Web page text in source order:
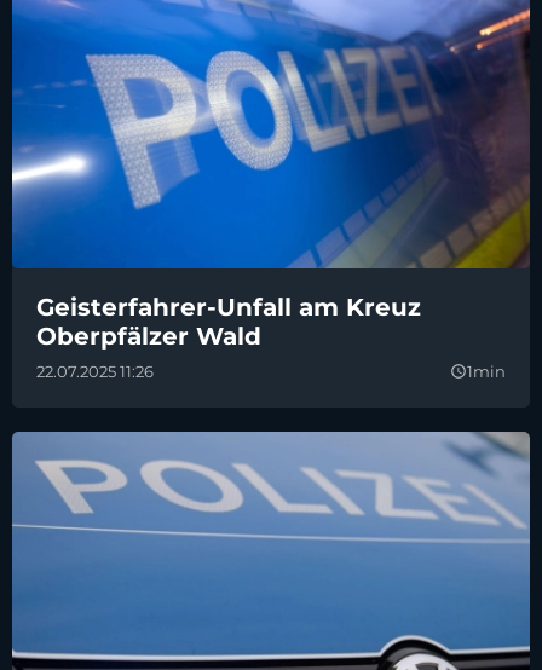
Geisterfahrer-Unfall am Kreuz
Oberpfälzer Wald
22.07.2025 11:26 query_builder1min